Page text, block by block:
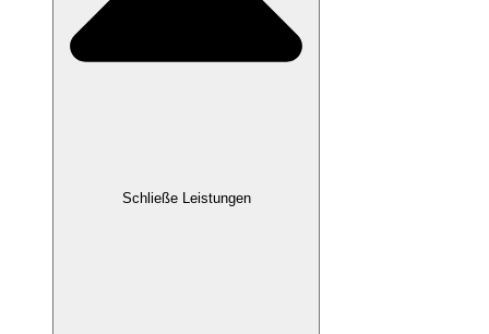
Schließe Leistungen